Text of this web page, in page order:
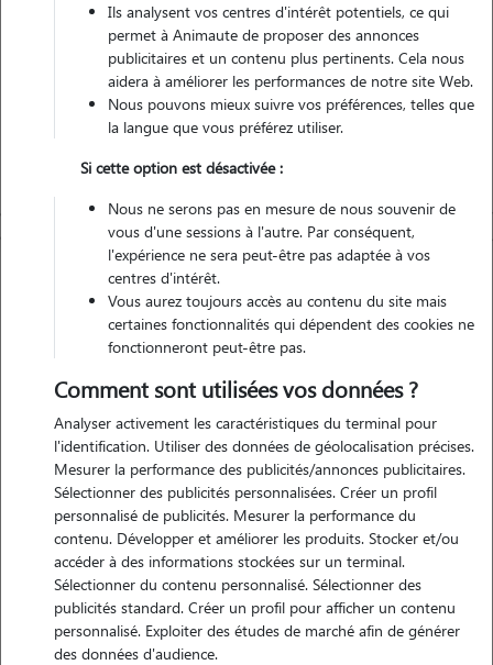
L'envoi d'une demande est sans engagement
Motivation
je suis passionnée par les animaux et de pouvoir interagir avec eux,
ayant moi-même un chien et un lapin je voudrais aider des
personnes pour qu'ils puissent s'absenter et que leurs animaux soient
entre de bonnes mains.
Expérience
Ils analysent vos centres d'intérêt potentiels, ce qui
permet à Animaute de proposer des annonces
publicitaires et un contenu plus pertinents. Cela nous
aidera à améliorer les performances de notre site Web.
Nous pouvons mieux suivre vos préférences, telles que
la langue que vous préférez utiliser.
Si cette option est désactivée :
Nous ne serons pas en mesure de nous souvenir de
vous d'une sessions à l'autre. Par conséquent,
l'expérience ne sera peut-être pas adaptée à vos
centres d'intérêt.
Vous aurez toujours accès au contenu du site mais
certaines fonctionnalités qui dépendent des cookies ne
fonctionneront peut-être pas.
Comment sont utilisées vos données ?
Analyser activement les caractéristiques du terminal pour
l'identification. Utiliser des données de géolocalisation précises.
Mesurer la performance des publicités/annonces publicitaires.
Sélectionner des publicités personnalisées. Créer un profil
personnalisé de publicités. Mesurer la performance du
contenu. Développer et améliorer les produits. Stocker et/ou
accéder à des informations stockées sur un terminal.
Sélectionner du contenu personnalisé. Sélectionner des
publicités standard. Créer un profil pour afficher un contenu
personnalisé. Exploiter des études de marché afin de générer
des données d'audience.